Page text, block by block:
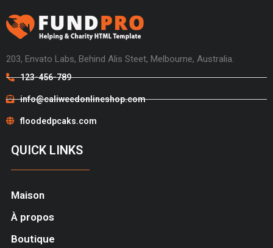
203, Envato Labs, Behind Alis Steet, Melbourne, Australia.
123-456-789
info@caliweedonlineshop.com
floodedpcaks.com
QUICK LINKS
Maison
À propos
Boutique